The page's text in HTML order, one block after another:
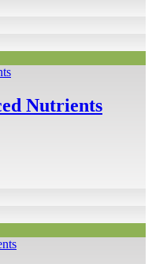
Nutrients